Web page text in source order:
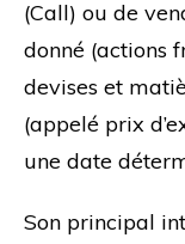
(Call) ou de
donné (actions
devises et
(appelé prix
une date
Son principal